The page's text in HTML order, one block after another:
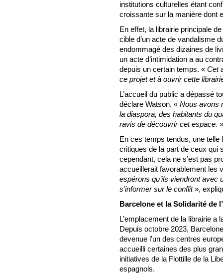
institutions culturelles étant
croissante sur la manière dont
En effet, la librairie principale
cible d’un acte de vandalisme
endommagé des dizaines de
un acte d’intimidation a au
depuis un certain temps. « Cet
ce projet et à ouvrir cette
L’accueil du public a dépassé
déclare Watson. « Nous avons
la diaspora, des habitants du
ravis de découvrir cet espace. »
En ces temps tendus, une telle
critiques de la part de ceux qui
cependant, cela ne s’est pas
accueillerait favorablement les
espérons qu’ils viendront avec
s’informer sur le conflit»,
Barcelone et la Solidarité de
L’emplacement de la librairie
Depuis octobre 2023,
devenue l’un des centres
accueilli certaines des plus
initiatives de la Flottille de la
espagnols.